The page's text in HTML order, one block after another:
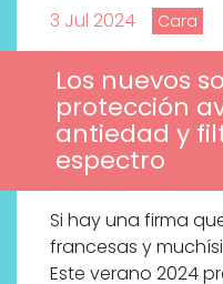
3 Jul 2024 Cara
Los nuevos
protección
antiedad y
espectro
Si hay una firma
francesas y
Este verano 2024